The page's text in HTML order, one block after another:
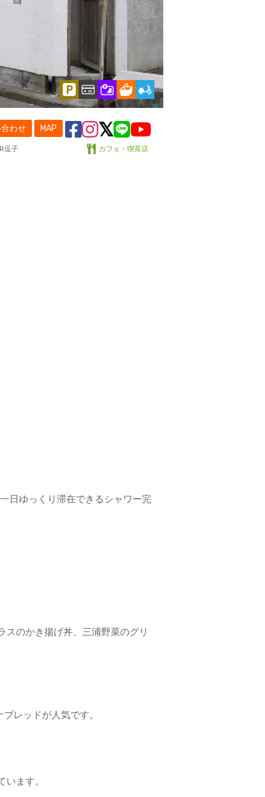
わせ MAP
逗子 カフェ・喫茶店
日ゆっくり滞在できるシャワー完
のかき揚げ丼、三浦野菜のグリ
レッドが人気です。
ます。